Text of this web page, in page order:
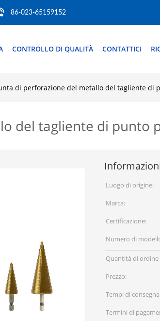
86-023-65159152
CONTROLLO DI QUALITÀ CONTATTICI
di perforazione del metallo del tagliente di
del tagliente di punto
Luogo di origine:
Marca:
Certificazione:
Numero di
Quantità di
Prezzo:
Tempi di
Termini di